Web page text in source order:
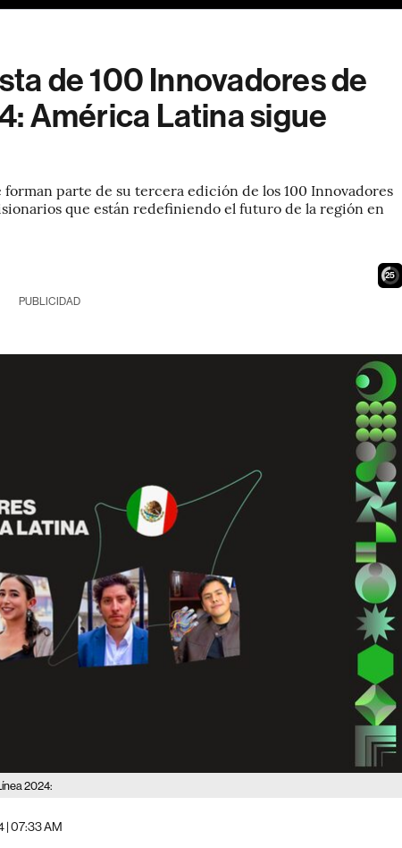
de 100 Innovadores de
América Latina sigue
parte de su tercera edición de los 100 Innovadores
que están redefiniendo el futuro de la región en
23
PUBLICIDAD
2024:
| 07:33 AM